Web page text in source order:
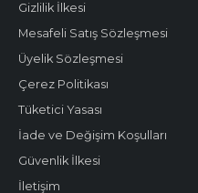
Gizlilik İlkesi
Mesafeli Satış Sözleşmesi
Üyelik Sözleşmesi
Çerez Politikası
Tüketici Yasası
İade ve Değişim Koşulları
Güvenlik İlkesi
İletişim